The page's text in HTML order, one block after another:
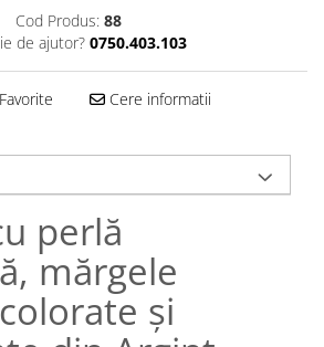
Cod Produs: 88
de ajutor? 0750.403.103
Cere informatii
perlă
mărgele
și